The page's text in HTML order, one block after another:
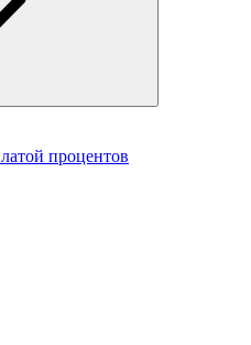
процентов